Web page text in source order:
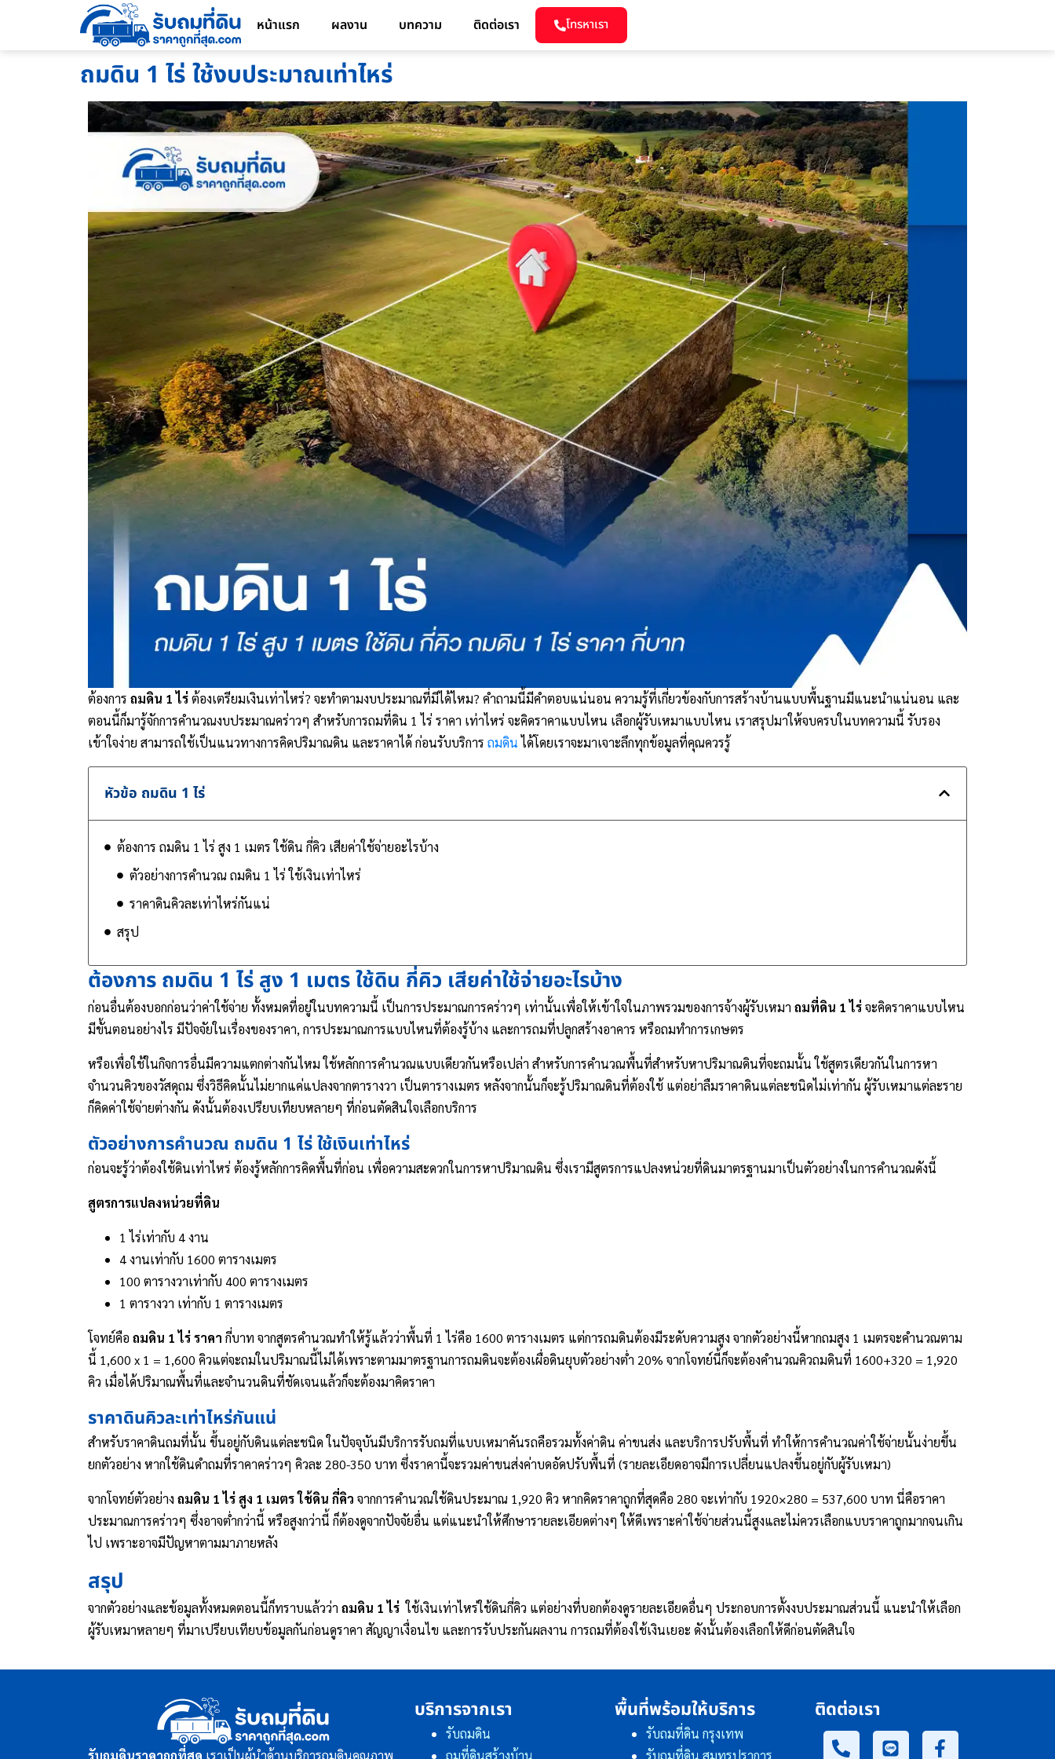
หน้าแรก ผลงาน บทความ ติดต่อเรา โทรหาเรา
ถมดิน 1 ไร่ ใช้งบประมาณเท่าไหร่
ต้องการ ถมดิน 1 ไร่ต้องเตรียมเงินเท่าไหร่? จะทำตามงบประมาณที่มีได้ไหม? คำถามนี้มีคำตอบแน่นอน ความรู้ที่เกี่ยวข้องกับการสร้างบ้านแบบพื้นฐานมีแนะนำแน่นอน และ
ตอนนี้ก็มารู้จักการคำนวณงบประมาณคร่าวๆ สำหรับการถมที่ดิน 1 ไร่ ราคา เท่าไหร่ จะคิดราคาแบบไหน เลือกผู้รับเหมาแบบไหน เราสรุปมาให้จบครบในบทความนี้ รับรอง
เข้าใจง่าย สามารถใช้เป็นแนวทางการคิดปริมาณดิน และราคาได้ ก่อนรับบริการ ถมดินได้โดยเราจะมาเจาะลึกทุกข้อมูลที่คุณควรรู้
หัวข้อ ถมดิน 1 ไร่
ต้องการ ถมดิน 1 ไร่ สูง 1 เมตร ใช้ดิน กี่คิว เสียค่าใช้จ่ายอะไรบ้าง
ตัวอย่างการคำนวณ ถมดิน 1 ไร่ ใช้เงินเท่าไหร่
ราคาดินคิวละเท่าไหร่กันแน่
สรุป
ต้องการ ถมดิน 1 ไร่ สูง 1 เมตร ใช้ดิน กี่คิว เสียค่าใช้จ่ายอะไรบ้าง
ก่อนอื่นต้องบอกก่อนว่าค่าใช้จ่าย ทั้งหมดที่อยู่ในบทความนี้ เป็นการประมาณการคร่าวๆ เท่านั้นเพื่อให้เข้าใจในภาพรวมของการจ้างผู้รับเหมา ถมที่ดิน 1 ไร่จะคิดราคาแบบไหน
มีขั้นตอนอย่างไร มีปัจจัยในเรื่องของราคา, การประมาณการแบบไหนที่ต้องรู้บ้าง และการถมที่ปลูกสร้างอาคาร หรือถมทำการเกษตร
หรือเพื่อใช้ในกิจการอื่นมีความแตกต่างกันไหม ใช้หลักการคำนวณแบบเดียวกันหรือเปล่า สำหรับการคำนวณพื้นที่สำหรับหาปริมาณดินที่จะถมนั้น ใช้สูตรเดียวกันในการหา
จำนวนคิวของวัสดุถม ซึ่งวิธีคิดนั้นไม่ยากแค่แปลงจากตารางวา เป็นตารางเมตร หลังจากนั้นก็จะรู้ปริมาณดินที่ต้องใช้ แต่อย่าลืมราคาดินแต่ละชนิดไม่เท่ากัน ผู้รับเหมาแต่ละราย
ก็คิดค่าใช้จ่ายต่างกัน ดังนั้นต้องเปรียบเทียบหลายๆ ที่ก่อนตัดสินใจเลือกบริการ
ตัวอย่างการคำนวณ ถมดิน 1 ไร่ ใช้เงินเท่าไหร่
ก่อนจะรู้ว่าต้องใช้ดินเท่าไหร่ ต้องรู้หลักการคิดพื้นที่ก่อน เพื่อความสะดวกในการหาปริมาณดิน ซึ่งเรามีสูตรการแปลงหน่วยที่ดินมาตรฐานมาเป็นตัวอย่างในการคำนวณดังนี้
สูตรการแปลงหน่วยที่ดิน
1 ไร่เท่ากับ 4 งาน
4 งานเท่ากับ 1600 ตารางเมตร
100 ตารางวาเท่ากับ 400 ตารางเมตร
1 ตารางวา เท่ากับ 1 ตารางเมตร
โจทย์คือ ถมดิน 1 ไร่ ราคา กี่บาท จากสูตรคำนวณทำให้รู้แล้วว่าพื้นที่ 1 ไร่คือ 1600 ตารางเมตร แต่การถมดินต้องมีระดับความสูง จากตัวอย่างนี้หากถมสูง 1 เมตรจะคำนวณตาม
นี้ 1,600 x 1 = 1,600 คิวแต่จะถมในปริมาณนี้ไม่ได้เพราะตามมาตรฐานการถมดินจะต้องเผื่อดินยุบตัวอย่างต่ำ 20% จากโจทย์นี้ก็จะต้องคำนวณคิวถมดินที่ 1600+320 = 1,920
คิว เมื่อได้ปริมาณพื้นที่และจำนวนดินที่ชัดเจนแล้วก็จะต้องมาคิดราคา
ราคาดินคิวละเท่าไหร่กันแน่
สำหรับราคาดินถมที่นั้น ขึ้นอยู่กับดินแต่ละชนิด ในปัจจุบันมีบริการรับถมที่แบบเหมาคันรถคือรวมทั้งค่าดิน ค่าขนส่ง และบริการปรับพื้นที่ ทำให้การคำนวณค่าใช้จ่ายนั้นง่ายขึ้น
ยกตัวอย่าง หากใช้ดินดำถมที่ราคาคร่าวๆ คิวละ 280-350 บาท ซึ่งราคานี้จะรวมค่าขนส่งค่าบดอัดปรับพื้นที่ (รายละเอียดอาจมีการเปลี่ยนแปลงขึ้นอยู่กับผู้รับเหมา)
จากโจทย์ตัวอย่าง ถมดิน 1 ไร่ สูง 1 เมตร ใช้ดิน กี่คิว จากการคำนวณใช้ดินประมาณ 1,920 คิว หากคิดราคาถูกที่สุดคือ 280 จะเท่ากับ 1920×280 = 537,600 บาท นี่คือราคา
ประมาณการคร่าวๆ ซึ่งอาจต่ำกว่านี้ หรือสูงกว่านี้ ก็ต้องดูจากปัจจัยอื่น แต่แนะนำให้ศึกษารายละเอียดต่างๆ ให้ดีเพราะค่าใช้จ่ายส่วนนี้สูงและไม่ควรเลือกแบบราคาถูกมากจนเกิน
ไป เพราะอาจมีปัญหาตามมาภายหลัง
สรุป
จากตัวอย่างและข้อมูลทั้งหมดตอนนี้ก็ทราบแล้วว่า ถมดิน 1 ไร่ ใช้เงินเท่าไหร่ใช้ดินกี่คิว แต่อย่างที่บอกต้องดูรายละเอียดอื่นๆ ประกอบการตั้งงบประมาณส่วนนี้ แนะนำให้เลือก
ผู้รับเหมาหลายๆ ที่มาเปรียบเทียบข้อมูลกันก่อนดูราคา สัญญาเงื่อนไข และการรับประกันผลงาน การถมที่ต้องใช้เงินเยอะ ดังนั้นต้องเลือกให้ดีก่อนตัดสินใจ
บริการจากเรา
รับถมดิน
ถมที่ดินสร้างบ้าน
พื้นที่พร้อมให้บริการ
รับถมที่ดิน กรุงเทพ
รับถมที่ดิน สมุทรปราการ
ติดต่อเรา